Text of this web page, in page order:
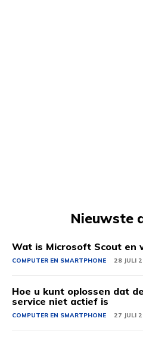
Nieuwste
Wat is Microsoft Scout en
COMPUTER EN SMARTPHONE 28 JULI
Hoe u kunt oplossen dat
service niet actief is
COMPUTER EN SMARTPHONE 27 JULI